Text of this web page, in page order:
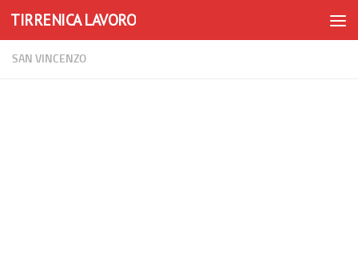
Skip to content
TIRRENICA LAVORO
SAN VINCENZO